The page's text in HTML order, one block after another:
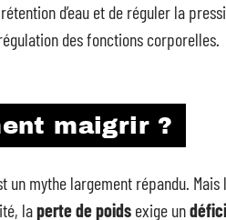
d’eau et de réguler la
des fonctions corporelles.
maigrir ?
un mythe largement répandu. Mais
laperte de poids exige un